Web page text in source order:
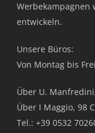
Werbekampagnen
entwickeln.
Unsere Büros:
Von Montag bis
Über U.
Über I Maggio, 98
Tel.: +39 0532